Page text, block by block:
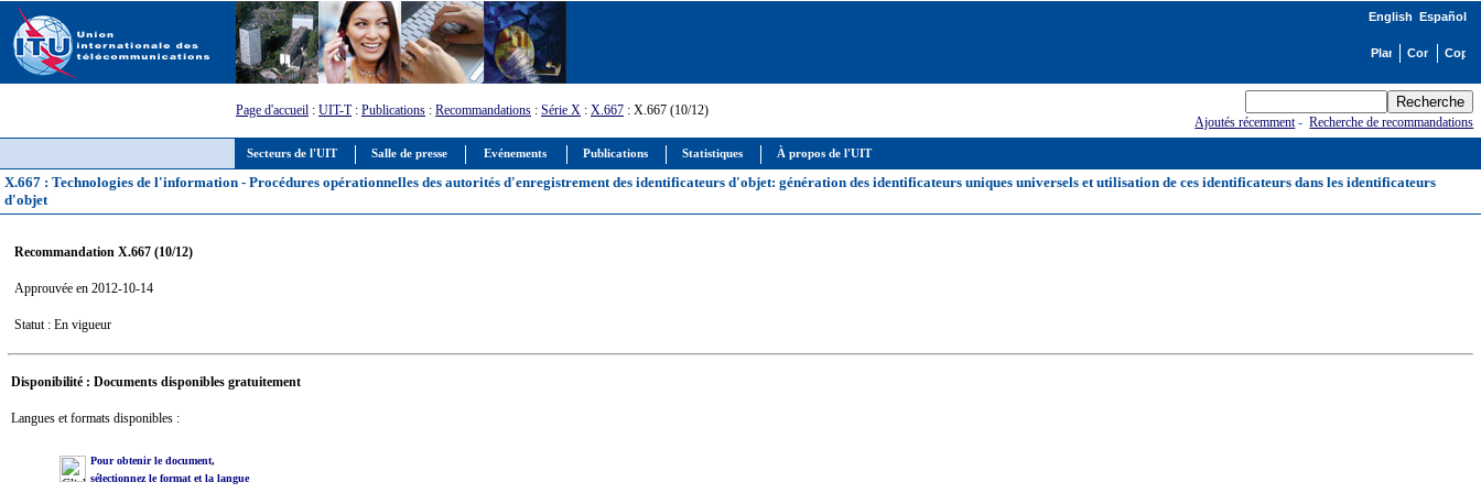
Secteurs de l'UIT Salle de presse Evénements Publications Statistiques À propos de l'UIT
English Español
Page d'accueil : UIT-T: Publications : Recommandations : Série X : X.667 : X.667 (10/12)
Ajoutés récemment-Recherche de recommandations
X.667 : Technologies de l'information - Procédures opérationnelles des autorités d'enregistrement des identificateurs d'objet: génération des identificateurs uniques universels et utilisation de ces identificateurs dans les identificateurs
d'objet
Recommandation X.667 (10/12)
Approuvée en 2012-10-14
Statut : En vigueur
Disponibilité : Documents disponibles gratuitement
Langues et formats disponibles :
Pour obtenir le document,
sélectionnez le format et la langue